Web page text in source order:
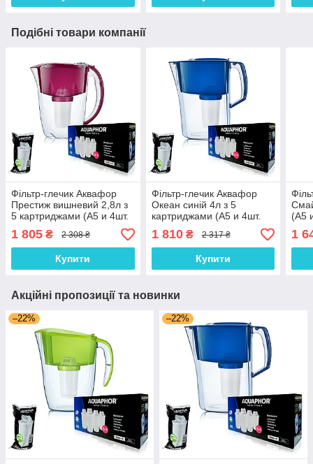
Подібні товари компанії
Фільтр-глечик Аквафор
Престиж вишневий 2,8л з
5 картриджами (А5 и 4шт.
A5)
1 805 ₴ 2 308 ₴
Купити
Фільтр-глечик Аквафор
Океан синій 4л з 5
картриджами (А5 и 4шт.
A5)
1 810₴ 2 317 ₴
Купити
(А5
1
Акційні пропозиції та новинки
–22% –22%